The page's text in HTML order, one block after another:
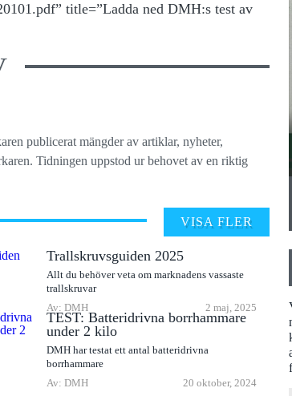
title=”Ladda ned DMH:s test av
publicerat mängder av artiklar, nyheter,
Tidningen uppstod ur behovet av en riktig
VISA FLER
Trallskruvsguiden 2025
Allt du behöver veta om marknadens vassaste
trallskruvar
Av: DMH
2 maj, 2025
TEST: Batteridrivna borrhammare
under 2 kilo
DMH har testat ett antal batteridrivna
borrhammare
Av: DMH
20 oktober, 2024